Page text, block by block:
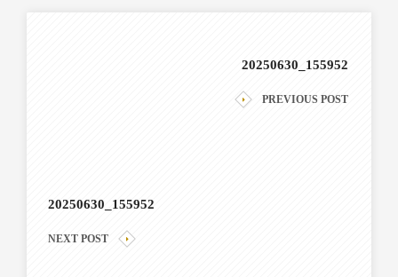
20250630_155952
PREVIOUS POST
20250630_155952
NEXT POST